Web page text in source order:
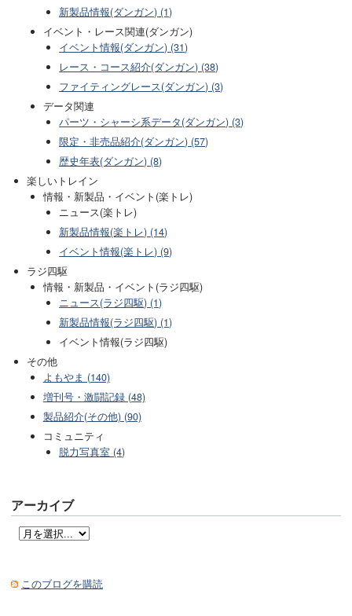
新製品情報(ダンガン) (1)
イベント・レース関連(ダンガン)
イベント情報(ダンガン) (31)
レース・コース紹介(ダンガン) (38)
ファイティングレース(ダンガン) (3)
データ関連
パーツ・シャーシ系データ(ダンガン) (3)
限定・非売品紹介(ダンガン) (57)
歴史年表(ダンガン) (8)
楽しいトレイン
情報・新製品・イベント(楽トレ)
ニュース(楽トレ)
新製品情報(楽トレ) (14)
イベント情報(楽トレ) (9)
ラジ四駆
情報・新製品・イベント(ラジ四駆)
ニュース(ラジ四駆) (1)
新製品情報(ラジ四駆) (1)
イベント情報(ラジ四駆)
その他
よもやま (140)
増刊号・激闘記録 (48)
製品紹介(その他) (90)
コミュニティ
脱力写真室 (4)
アーカイブ
このブログを購読